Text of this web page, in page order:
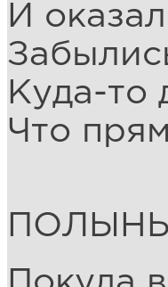
И
Куда-то
Что
ПОЛЫНЬ